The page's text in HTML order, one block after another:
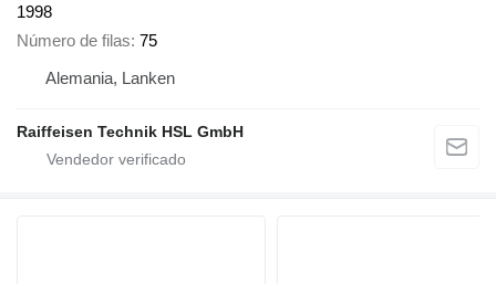
1998
Número de filas 75
Alemania, Lanken
Raiffeisen Technik HSL GmbH